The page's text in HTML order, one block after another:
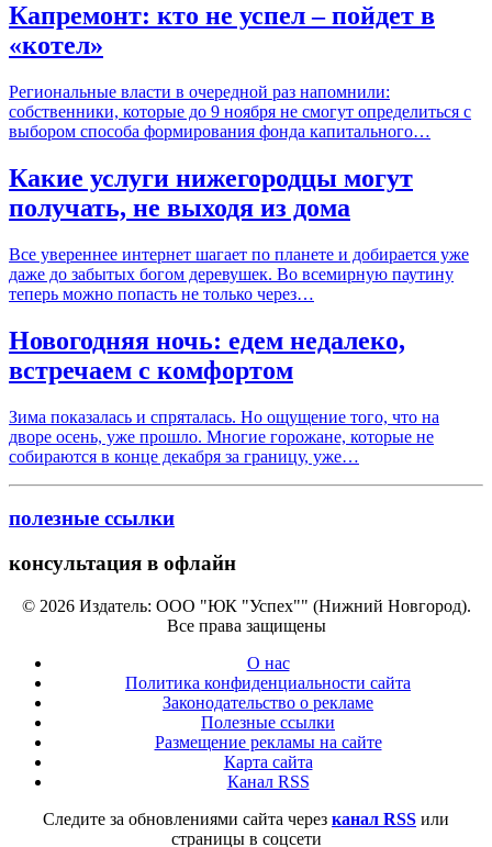
Капремонт: кто не успел – пойдет в
«котел»
Региональные власти в очередной раз напомнили:
собственники, которые до 9 ноября не смогут определиться с
выбором способа формирования фонда капитального…
Какие услуги нижегородцы могут
получать, не выходя из дома
Все увереннее интернет шагает по планете и добирается уже
даже до забытых богом деревушек. Во всемирную паутину
теперь можно попасть не только через…
Новогодняя ночь: едем недалеко,
встречаем с комфортом
Зима показалась и спряталась. Но ощущение того, что на
дворе осень, уже прошло. Многие горожане, которые не
собираются в конце декабря за границу, уже…
полезные ссылки
консультация в офлайн
© 2026 Издатель: ООО "ЮК "Успех"" (Нижний Новгород).
Все права защищены
О нас
Политика конфиденциальности сайта
Законодательство о рекламе
Полезные ссылки
Размещение рекламы на сайте
Карта сайта
Канал RSS
Следите за обновлениями сайта через канал RSS или
страницы в соцсети